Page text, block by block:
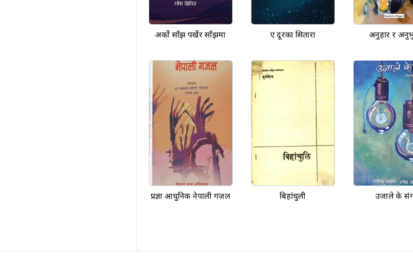
अर्को साँझ पर्खेर साँझमा ए दूरका सितारा अनुहार र
प्रज्ञा आधुनिक नेपाली गजल बिहांचुली उजाले के